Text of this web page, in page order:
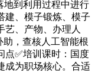
到利用过程中进行
建、模子锻炼、模子
艺、产物、办理人
助，查核人工智能根
点✅培训课时：国度
成为职场核心。合适